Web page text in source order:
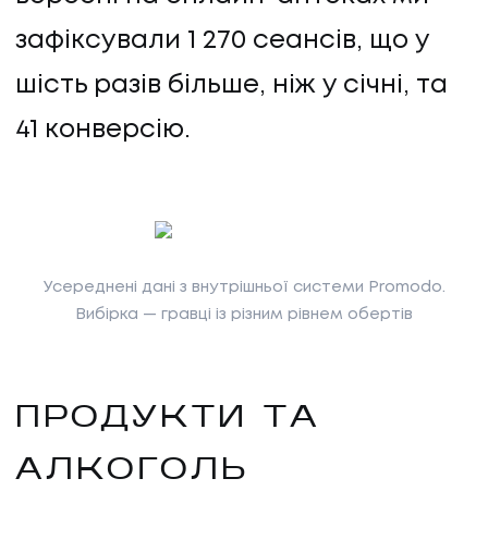
зафіксували 1 270 сеансів, що у
шість разів більше, ніж у січні, та
41 конверсію.
Усереднені дані з внутрішньої системи Promodo.
Вибірка — гравці із різним рівнем обертів
ПРОДУКТИ ТА
АЛКОГОЛЬ